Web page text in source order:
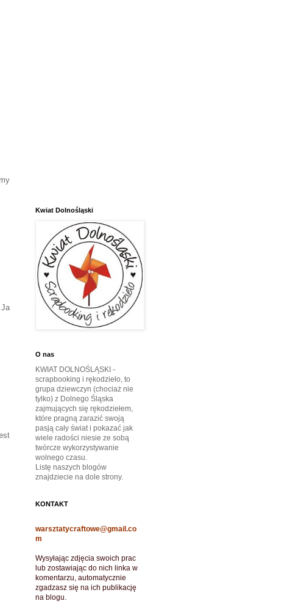
Kwiat Dolnośląski
O nas
KWIAT DOLNOŚLĄSKI -
scrapbooking i rękodzieło, to
grupa dziewczyn (chociaż nie
tylko) z Dolnego Śląska
zajmujących się rękodziełem,
które pragną zarazić swoją
pasją cały świat i pokazać jak
wiele radości niesie ze sobą
twórcze wykorzystywanie
wolnego czasu.
Listę naszych blogów
znajdziecie na dole strony.
KONTAKT
warsztatycraftowe@gmail.co
m
Wysyłając zdjęcia swoich prac
lub zostawiając do nich linka w
komentarzu, automatycznie
zgadzasz się na ich publikację
na blogu.